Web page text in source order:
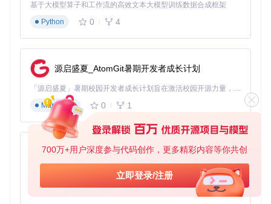
700万+用户深度参与代码创作，更多精彩内容等你共创
立即登录/注册
□ 修复bug时定位问题根源超过30分钟
□ 重构代码时手动修改超过10个文件
时间
开始使用OpenCode：3分钟快速上手
安装过程简单直观，只需执行以下命令：
git clone
基于大模型算子和工作流的高效文本大模型训练数据合成框架
Python
0 4
源启盛夏_AtomGit暑期开发者成长计划
「源启盛夏」暑期校园开发者成长计划旨在激活校园开源力量，通过积分激励、认证扶持、资源倾斜等形式，引导高校组织和开发者完成「入驻 — 建项目 — 做贡献 — 获认证 — 得资源」的完整闭环。无论你是想带领社团入驻平台的组织者，还是希望用代码贡献证明自己的开发者，都能在这里找到属于你的成长路径。
Markdown
0 1
py-xiaozhi
基于Python的Xiaozhi AI，适用于想要完整Xiaozhi体验而无需拥有专用硬件的用户。
Python
0 1